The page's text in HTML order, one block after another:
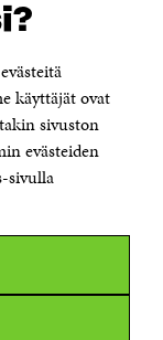
käyttäjät ovat
sivuston
evästeiden
sivulla
Sitra